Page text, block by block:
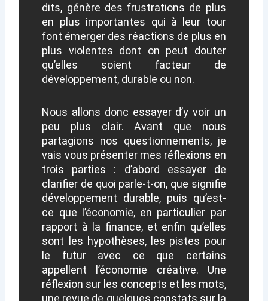
dits, génère des frustrations de plus
en plus importantes qui à leur tour
font émerger des réactions de plus en
plus violentes dont on peut douter
qu’elles soient facteur de
développement, durable ou non.
Nous allons donc essayer d’y voir un
peu plus clair. Avant que nous
partagions nos questionnements, je
vais vous présenter mes réflexions en
trois parties : d’abord essayer de
clarifier de quoi parle-t-on, que signifie
développement durable, puis qu’est-
ce que l’économie, en particulier par
rapport à la finance, et enfin qu’elles
sont les hypothèses, les pistes pour
le futur avec ce que certains
appellent l’économie créative. Une
réflexion sur les concepts et les mots,